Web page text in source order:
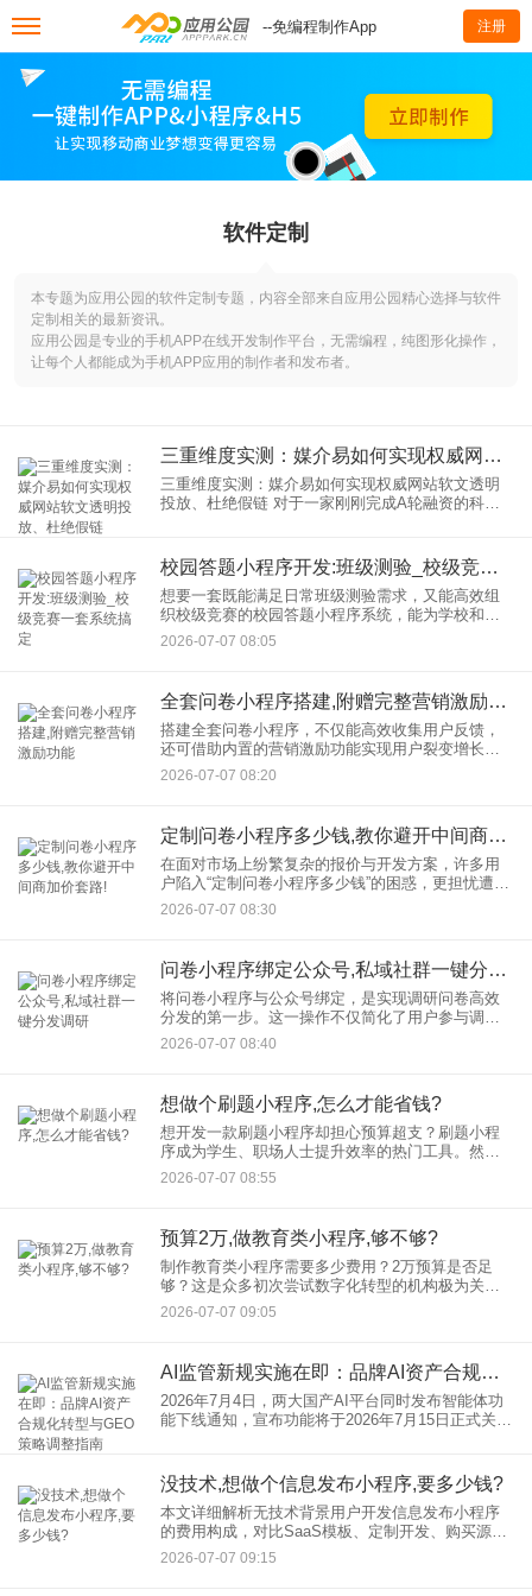
--免编程制作App 注册
软件定制
本专题为应用公园的软件定制专题，内容全部来自应用公园精心选择与软件
定制相关的最新资讯。
应用公园是专业的手机APP在线开发制作平台，无需编程，纯图形化操作，
让每个人都能成为手机APP应用的制作者和发布者。
三重维度实测：媒介易如何实现权威网站软文透明投放、杜绝假链
三重维度实测：媒介易如何实现权威网站软文透明
投放、杜绝假链 对于一家刚刚完成A轮融资的科技
没有”。
校园答题小程序开发:班级测验_校级竞赛一套系统搞定
想要一套既能满足日常班级测验需求，又能高效组
织校级竞赛的校园答题小程序系统，能为学校和师
生带来极大的便利。本文将详细介绍如何开发这样
2026-07-07 08:05
全套问卷小程序搭建,附赠完整营销激励功能
搭建全套问卷小程序，不仅能高效收集用户反馈，
还可借助内置的营销激励功能实现用户裂变增长。
本文将结合技术实现与营销策略，提供一套可落地
的完整解决方案。 一、技术架构：零代码与低代码
2026-07-07 08:20
定制问卷小程序多少钱,教你避开中间商加价套路!
在面对市场上纷繁复杂的报价与开发方案，许多用
户陷入“定制问卷小程序多少钱”的困惑，更担忧遭遇
中间商层层加价的陷阱。本文将从成本构成、开发
模式、避坑策略三方面，为您全面解析定制问卷小
2026-07-07 08:30
问卷小程序绑定公众号,私域社群一键分发调研
将问卷小程序与公众号绑定，是实现调研问卷高效
分发的第一步。这一操作不仅简化了用户参与调研
的流程，还通过公众号的庞大用户基础，为问卷提
2026-07-07 08:40
想做个刷题小程序,怎么才能省钱?
想开发一款刷题小程序却担心预算超支？刷题小程
序成为学生、职场人士提升效率的热门工具。然
而，开发一款功能完善的小程序往往需要投入一定
资金，尤其是对个人开发者或小型团队而言，如何
2026-07-07 08:55
预算2万,做教育类小程序,够不够?
制作教育类小程序需要多少费用？2万预算是否足
够？这是众多初次尝试数字化转型的机构极为关注
的问题。本文将从功能需求、开发方式、成本构成
等角度，为您详细拆解教育类小程序的制作费用，
2026-07-07 09:05
AI监管新规实施在即：品牌AI资产合规化转型与GEO策略调整指南
2026年7月4日，两大国产AI平台同时发布智能体功
能下线通知，宣布功能将于2026年7月15日正式关
人化互
没技术,想做个信息发布小程序,要多少钱?
本文详细解析无技术背景用户开发信息发布小程序
的费用构成，对比SaaS模板、定制开发、购买源码
三种主流方案的成本差异，提供从千元到数十万元
的预算规划建议，帮助用户根据需求选择最优解。
2026-07-07 09:15